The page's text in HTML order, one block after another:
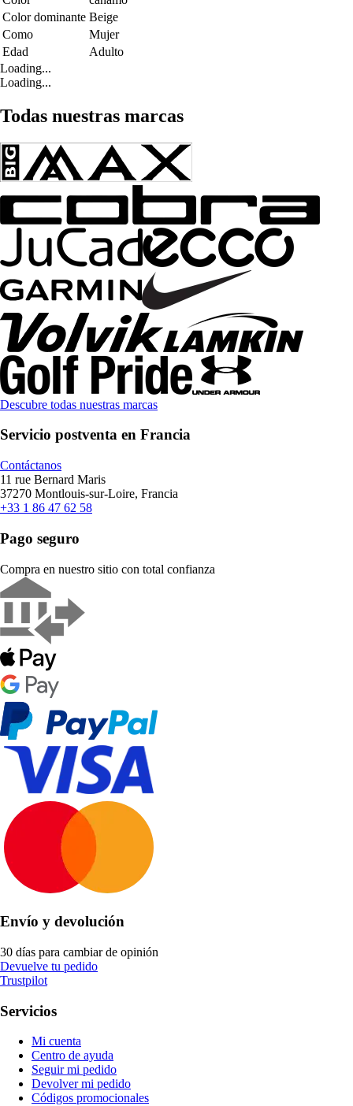
Color dominante Beige
Como
Mujer
Edad
Adulto
Loading...
Loading...
Todas nuestras marcas
Descubre todas nuestras marcas
Servicio postventa en Francia
Contáctanos
11 rue Bernard Maris
37270 Montlouis-sur-Loire, Francia
+33 1 86 47 62 58
Pago seguro
Compra en nuestro sitio con total confianza
Envío y devolución
30 días para cambiar de opinión
Devuelve tu pedido
Trustpilot
Servicios
Mi cuenta
Centro de ayuda
Seguir mi pedido
Devolver mi pedido
Códigos promocionales